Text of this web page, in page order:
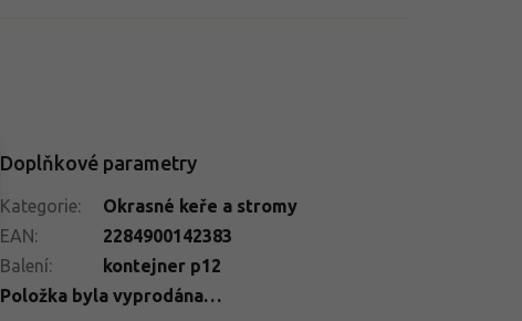
Doplňkové parametry
Kategorie:
Okrasné keře a stromy
EAN:
2284900142383
Balení:
kontejner p12
Položka byla vyprodána…